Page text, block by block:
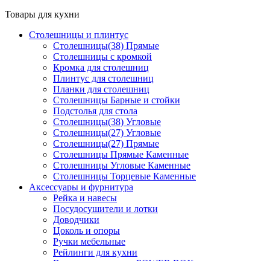
Товары для кухни
Столешницы и плинтус
Столешницы(38) Прямые
Столешницы с кромкой
Кромка для столешниц
Плинтус для столешниц
Планки для столешниц
Столешницы Барные и стойки
Подстолья для стола
Столешницы(38) Угловые
Столешницы(27) Угловые
Столешницы(27) Прямые
Столешницы Прямые Каменные
Столешницы Угловые Каменные
Столешницы Торцевые Каменные
Аксессуары и фурнитура
Рейка и навесы
Посудосушители и лотки
Доводчики
Цоколь и опоры
Ручки мебельные
Рейлинги для кухни